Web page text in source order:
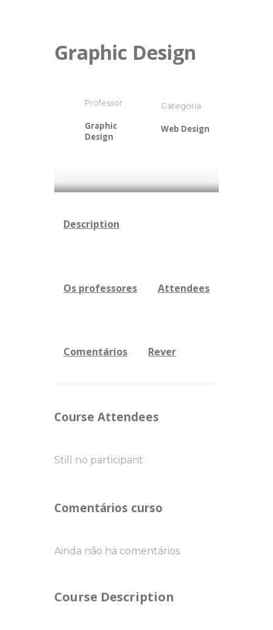
Graphic Design
Professor
Graphic
Design
Categoria
Web Design
Description
Os professores Attendees
Comentários Rever
Course Attendees
Still no participant
Comentários curso
Ainda não há comentários
Course Description